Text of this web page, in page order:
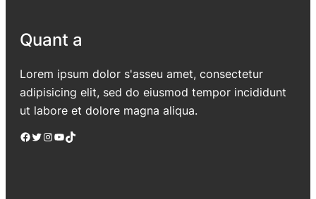
Quant a
Lorem ipsum dolor s'asseu amet, consectetur
adipisicing elit, sed do eiusmod tempor incididunt
ut labore et dolore magna aliqua.
Facebook Twitter Instagram YouTube TikTok